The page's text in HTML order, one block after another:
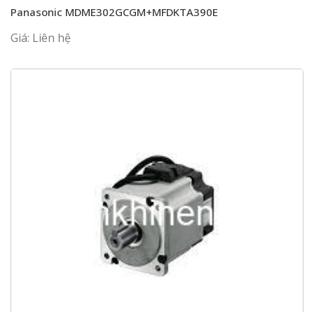
Panasonic MDME302GCGM+MFDKTA390E
Giá: Liên hệ